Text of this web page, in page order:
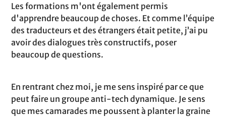
Les formations m'ont également permis
d'apprendre beaucoup de choses. Et comme l’équipe
des traducteurs et des étrangers était petite, j’ai pu
avoir des dialogues très constructifs, poser
beaucoup de questions.
En rentrant chez moi, je me sens inspiré par ce que
peut faire un groupe anti-tech dynamique. Je sens
que mes camarades me poussent à planter la graine